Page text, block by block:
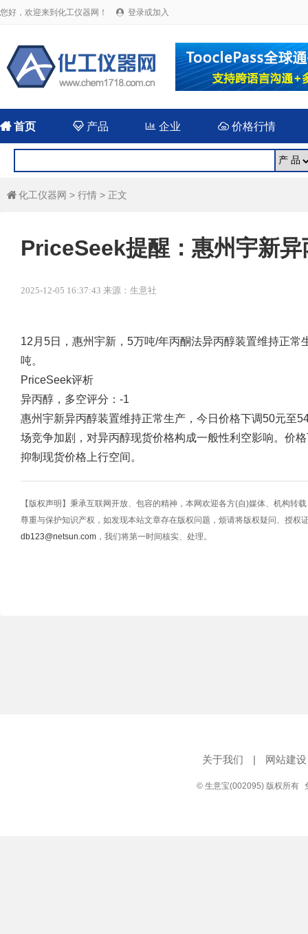
您好，欢迎来到化工仪器网！  登录或加入
首页 产品  企业 价格行情
 化工仪器网 > 行情 > 正文
PriceSeek提醒：惠州宇新
2025-12-05 16:37:43 来源：生意社
12月5日，惠州宇新，5万吨/年丙酮法异丙醇装置维持正
吨。
PriceSeek评析
异丙醇，多空评分：-1
惠州宇新异丙醇装置维持正常生产，今日价格下调50元至
场竞争加剧，对异丙醇现货价格构成一般性利空影响。价
抑制现货价格上行空间。
【版权声明】秉承互联网开放、包容的精神，本网欢迎各方(自)媒体、机构转
尊重与保护知识产权，如发现本站文章存在版权问题，烦请将版权疑问、授权
db123@netsun.com ，我们将第一时间核实、处理。
关于我们 | 网站建设
© 生意宝(002095) 版权所有